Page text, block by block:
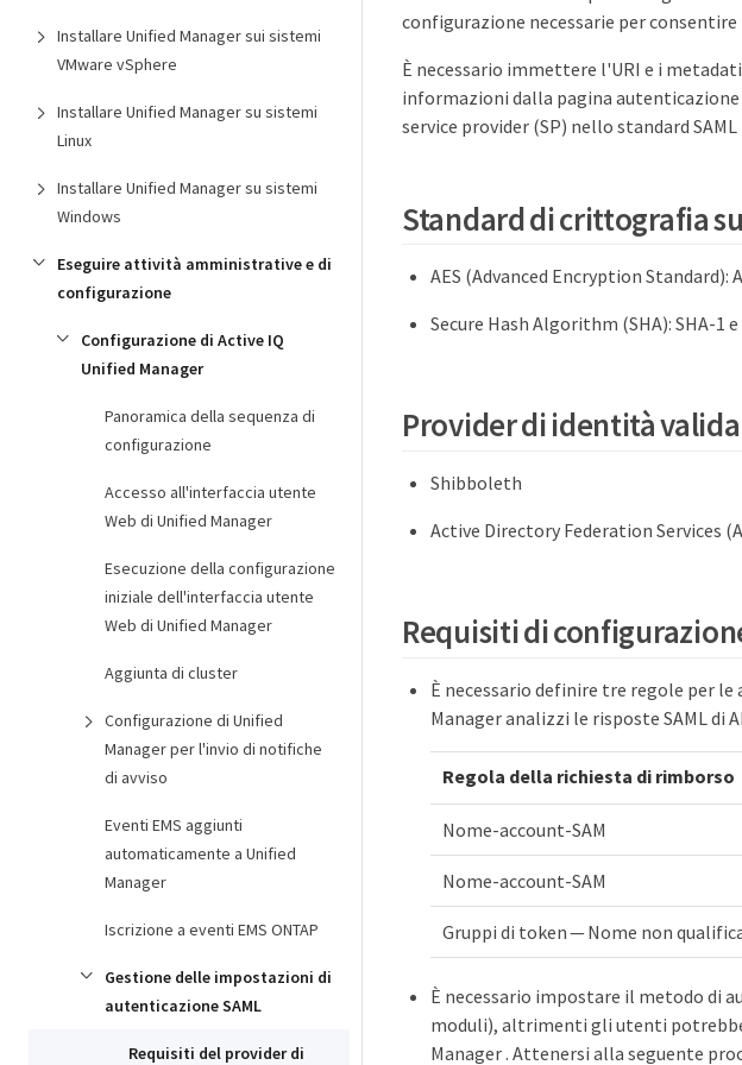
Installare Unified Manager sui sistemi
VMware vSphere
Installare Unified Manager su sistemi
Linux
Installare Unified Manager su sistemi
Windows
Eseguire attività amministrative e di
configurazione
Configurazione di Active IQ
Unified Manager
Panoramica della sequenza di
configurazione
Accesso all'interfaccia utente
Web di Unified Manager
Esecuzione della configurazione
iniziale dell'interfaccia utente
Web di Unified Manager
Aggiunta di cluster
Configurazione di Unified
Manager per l'invio di notifiche
di avviso
Eventi EMS aggiunti
automaticamente a Unified
Manager
Iscrizione a eventi EMS ONTAP
Gestione delle impostazioni di
autenticazione SAML
Requisiti del provider di
configurazione necessarie per consentire
È necessario immettere l'URI e i
informazioni dalla pagina autenticazione
service provider (SP) nello standard
Standard di crittografia
AES (Advanced Encryption Standard):
Secure Hash Algorithm (SHA): SHA-1 e
Provider di identità
Shibboleth
Active Directory Federation Services
Requisiti di
È necessario definire tre regole per
Manager analizzi le risposte SAML di
Regola della richiesta di rimborso
Nome-account-SAM
Nome-account-SAM
Gruppi di token — Nome non
È necessario impostare il metodo di
moduli), altrimenti gli utenti
Manager . Attenersi alla seguente